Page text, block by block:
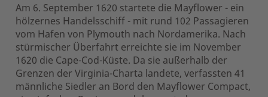
Am 6. September 1620 startete die Mayflower - ein
hölzernes Handelsschiff - mit rund 102 Passagieren
vom Hafen von Plymouth nach Nordamerika. Nach
stürmischer Überfahrt erreichte sie im November
1620 die Cape-Cod-Küste. Da sie außerhalb der
Grenzen der Virginia-Charta landete, verfassten 41
männliche Siedler an Bord den Mayflower Compact,